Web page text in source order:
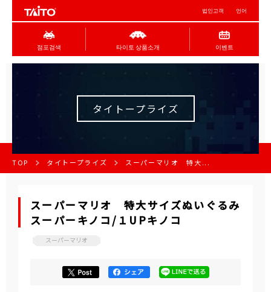
법인고객 언어
점포검색 타이토 상품소개 이벤트
タイトープライズ
TOP タイトープライズ スーパーマリオ 特大...
スーパーマリオ 特大サイズぬいぐるみ
スーパーキノコ/１UPキノコ
スーパーマリオ